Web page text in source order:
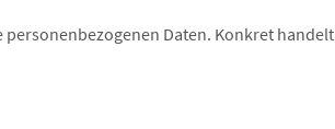
Daten. Konkret